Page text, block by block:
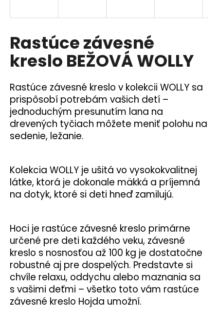
Rastúce závesné
kreslo BEŽOVÁ WOLLY
Rastúce závesné kreslo v kolekcii WOLLY sa
prispôsobí potrebám vašich detí –
jednoduchým presunutím lana na
drevených tyčiach môžete meniť polohu na
sedenie, ležanie.
Kolekcia WOLLY je ušitá vo vysokokvalitnej
látke, ktorá je dokonale mäkká a príjemná
na dotyk, ktoré si deti hneď zamilujú.
Hoci je rastúce závesné kreslo primárne
určené pre deti každého veku, závesné
kreslo s nosnosťou až 100 kg je dostatočne
robustné aj pre dospelých. Predstavte si
chvíle relaxu, oddychu alebo maznania sa
s vašimi deťmi – všetko toto vám rastúce
závesné kreslo Hojda umožní.
s
ť
?
HĽADAŤ
d
p
o
r
a
m
e
RASTÚCE
ZÁVESNÉ
KRESLO
SLIVKOVÁ